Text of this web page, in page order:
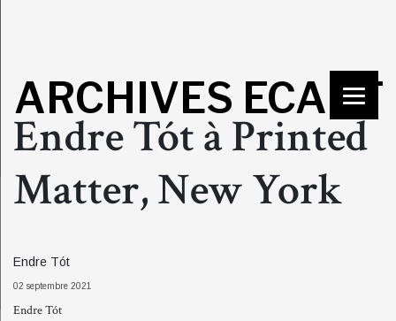
ARCHIVES ECART
Endre Tót à Printed
Matter, New York
Endre Tót
02 septembre 2021
Endre Tót